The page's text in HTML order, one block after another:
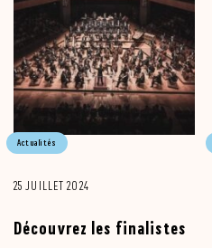
Actualités
25 JUILLET 2024
Découvrez les finalistes